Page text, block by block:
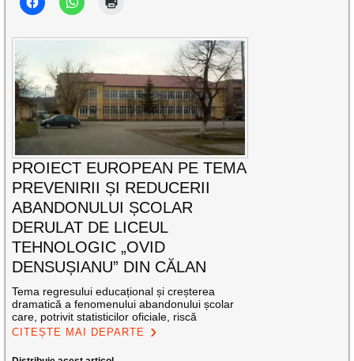
PROIECT EUROPEAN PE TEMA
PREVENIRII ȘI REDUCERII
ABANDONULUI ȘCOLAR
DERULAT DE LICEUL
TEHNOLOGIC „OVID
DENSUȘIANU” DIN CĂLAN
Tema regresului educațional și creșterea
dramatică a fenomenului abandonului școlar
care, potrivit statisticilor oficiale, riscă
CITEȘTE MAI DEPARTE